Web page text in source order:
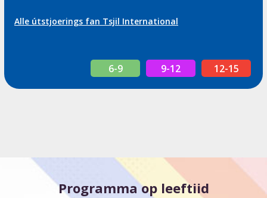
Alle útstjoerings fan Tsjil International
6-9 9-12 12-15
Programma op leeftiid